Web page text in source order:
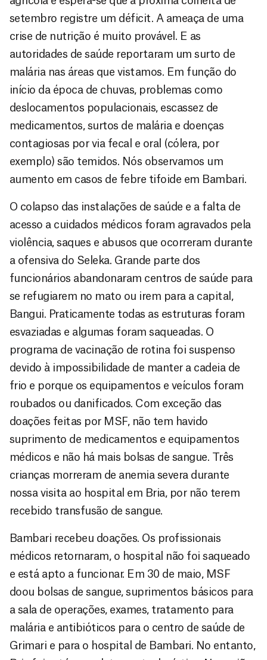
setembro registre um déficit. A ameaça de uma
crise de nutrição é muito provável. E as
autoridades de saúde reportaram um surto de
malária nas áreas que vistamos. Em função do
início da época de chuvas, problemas como
deslocamentos populacionais, escassez de
medicamentos, surtos de malária e doenças
contagiosas por via fecal e oral (cólera, por
exemplo) são temidos. Nós observamos um
aumento em casos de febre tifoide em Bambari.
O colapso das instalações de saúde e a falta de
acesso a cuidados médicos foram agravados pela
violência, saques e abusos que ocorreram durante
a ofensiva do Seleka. Grande parte dos
funcionários abandonaram centros de saúde para
se refugiarem no mato ou irem para a capital,
Bangui. Praticamente todas as estruturas foram
esvaziadas e algumas foram saqueadas. O
programa de vacinação de rotina foi suspenso
devido à impossibilidade de manter a cadeia de
frio e porque os equipamentos e veículos foram
roubados ou danificados. Com exceção das
doações feitas por MSF, não tem havido
suprimento de medicamentos e equipamentos
médicos e não há mais bolsas de sangue. Três
crianças morreram de anemia severa durante
nossa visita ao hospital em Bria, por não terem
recebido transfusão de sangue.
Bambari recebeu doações. Os profissionais
médicos retornaram, o hospital não foi saqueado
e está apto a funcionar. Em 30 de maio, MSF
doou bolsas de sangue, suprimentos básicos para
a sala de operações, exames, tratamento para
malária e antibióticos para o centro de saúde de
Grimari e para o hospital de Bambari. No entanto,